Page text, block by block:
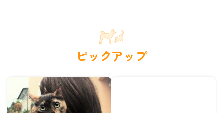
ピックアップ